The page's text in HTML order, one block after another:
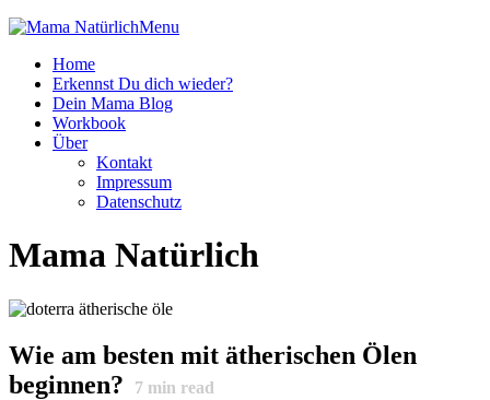
Menu
Home
Erkennst Du dich wieder?
Dein Mama Blog
Workbook
Über
Kontakt
Impressum
Datenschutz
Mama Natürlich
Wie am besten mit ätherischen Ölen
beginnen?
7 min read